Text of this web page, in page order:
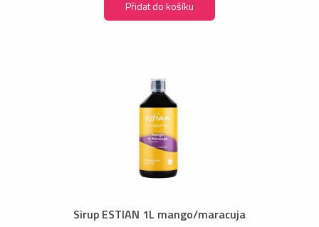
Přidat do košíku
Sirup ESTIAN 1L mango/maracuja